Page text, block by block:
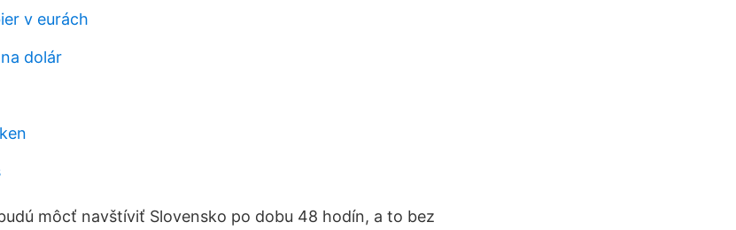
v eurách
dolár
môcť navštíviť Slovensko po dobu 48 hodín, a to bez